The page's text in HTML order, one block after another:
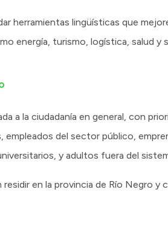
herramientas lingüísticas que
energía, turismo, logística, salud y
a la ciudadanía en general, con
empleados del sector público,
y adultos fuera del
en la provincia de Río Negro